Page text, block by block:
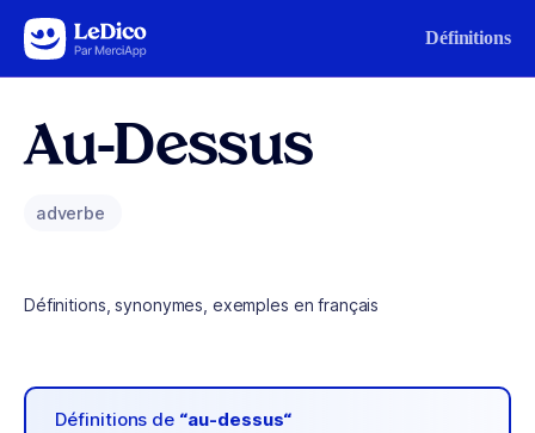
Aller au contenu Définitions
Au-Dessus
adverbe
Définitions, synonymes, exemples en français
Définitions de “au-dessus“